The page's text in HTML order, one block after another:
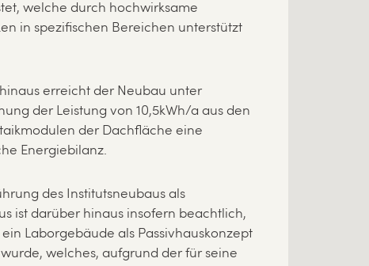
welche durch hochwirksame
in spezifischen Bereichen unterstützt
erreicht der Neubau unter
der Leistung von 10,5kWh/a aus den
der Dachfläche eine
Energiebilanz.
des Institutsneubaus als
ist darüber hinaus insofern beachtlich,
ein Laborgebäude als Passivhauskonzept
welches, aufgrund der für seine